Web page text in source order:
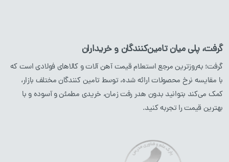
ناودانی
نبشی
محصولات استیل
میلگرداستیل
گرفت، پلی میان تامین‌کنندگان و خریداران
گرفت؛ به‌روزترین مرجع استعلام قیمت آهن آلات و کالاهای فولادی است که
با مقایسه نرخ محصولات ارائه شده، توسط تامین کنندگان مختلف بازار،
کمک می‌کند بتوانید بدون هدر رفت زمان، خریدی مطمئن و آسوده و با
بهترین قیمت را تجربه کنید.